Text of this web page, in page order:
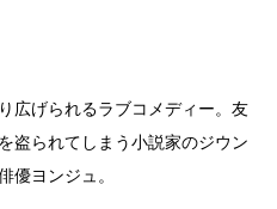
広げられるラブコメディー。友
盗られてしまう小説家のジウン
優ヨンジュ。